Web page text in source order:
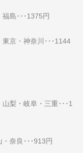
島･･･1375円
東京・神奈川･･･1144
山梨・岐阜・三重･･･1
奈良･･･913円